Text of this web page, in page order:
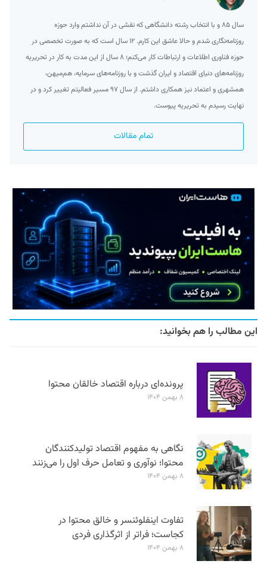
سال ۸۵ و با انتخاب رشته‌ دانشگاهی که نقشی در آن نداشتم وارد حوزه
روزنامه‌نگاری شدم و حالا عاشق این کارم. ۱۲ سال است که به صورت تخصصی در
حوزه فناوری اطلاعات و ارتباطات کار می‌کنم؛ ۸ سال از این مدت به کار در تحریریه
روزنامه‌های دنیای اقتصاد و ایران گذشت و با روزنامه‌های سرمایه، هم‌میهن،
همشهری و اعتماد نیز همکاری داشتم. از سال ۹۷ مسیر فعالیتم تغییر کرد و در
نهایت رسیدم به تحریریه پیوست.
تمام مقالات
این مطالب را هم بخوانید:
پرونده‌ای درباره اقتصاد خالقان محتوا
۸ بهمن ۱۴۰۴
نگاهی به مفهوم اقتصاد تولیدکنندگان
محتوا؛ نوآوری و تعامل حرف اول را می‌زنند
۸ بهمن ۱۴۰۴
تفاوت اینفلوئنسر و خالق محتوا در
کجاست؛ فراتر از اثرگذاری فردی
۸ بهمن ۱۴۰۴